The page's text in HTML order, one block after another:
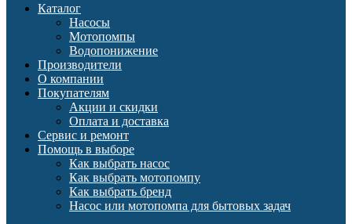
Каталог
Насосы
Мотопомпы
Водопонижение
Производители
О компании
Покупателям
Акции и скидки
Оплата и доставка
Сервис и ремонт
Помощь в выборе
Как выбрать насос
Как выбрать мотопомпу
Как выбрать бренд
Насос или мотопомпа для бытовых задач